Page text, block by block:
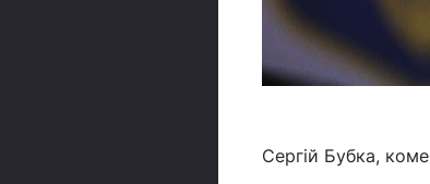
Сергій Бубка,